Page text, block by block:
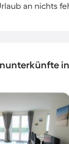
an nichts